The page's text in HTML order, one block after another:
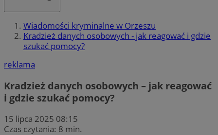
Wiadomości kryminalne w Orzeszu
Kradzież danych osobowych - jak reagować i gdzie
szukać pomocy?
reklama
Kradzież danych osobowych – jak reagować
i gdzie szukać pomocy?
15 lipca 2025 08:15
Czas czytania: 8 min.